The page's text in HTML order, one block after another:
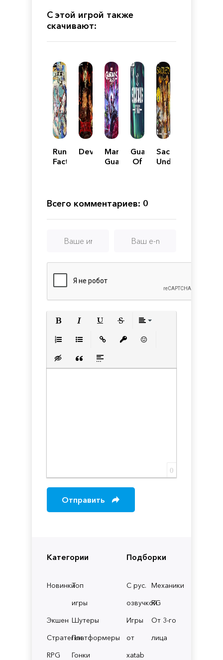
Категории
НовинкиТоп
игры
Экшен Шутеры
СтратегииПлатформеры
RPG
Гонки
Подборки
С рус.
озвучкой
Механики
RG
Игры
от
xatab
От 3-го
лица
С этой игрой также
скачивают:
Rune
Factory:
DevilatedMarvel's
Guardians
Механики
Guardians
Of
Sacred
Underworld
Всего комментариев: 0
Вставка скрытого текста
Вставка цитаты
Вставка спойлера
0
Отправить